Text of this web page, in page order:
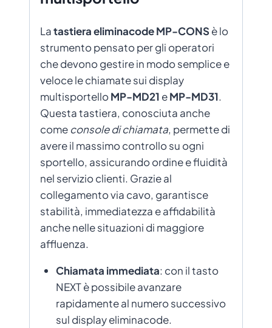
Latastiera eliminacode MP-CONSè lo
strumento pensato per gli operatori
che devono gestire in modo semplice e
veloce le chiamate sui display
multisportelloMP-MD21 eMP-MD31.
Questa tastiera, conosciuta anche
come console di chiamata, permette di
avere il massimo controllo su ogni
sportello, assicurando ordine e fluidità
nel servizio clienti. Grazie al
collegamento via cavo, garantisce
stabilità, immediatezza e affidabilità
anche nelle situazioni di maggiore
affluenza.
Chiamata immediata: con il tasto
NEXT è possibile avanzare
rapidamente al numero successivo
sul display eliminacode.